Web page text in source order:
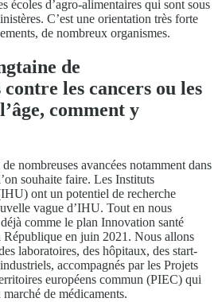
écoles d’agro-alimentaires qui sont sous
C’est une orientation très forte
de nombreux organismes.
de
les cancers ou les
comment y
nombreuses avancées notamment dans
souhaite faire. Les Instituts
ont un potentiel de recherche
vague d’IHU. Tout en nous
comme le plan Innovation santé
République en juin 2021. Nous allons
laboratoires, des hôpitaux, des start-
accompagnés par les Projets
européens commun (PIEC) qui
de médicaments.